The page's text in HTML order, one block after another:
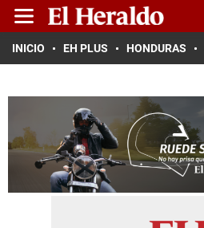
INICIO EH PLUS HONDURAS